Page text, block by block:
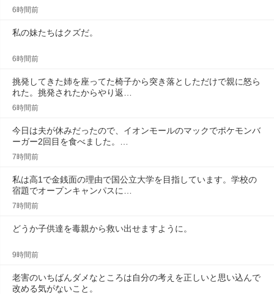
6時間前
私の妹たちはクズだ。
6時間前
挑発してきた姉を座ってた椅子から突き落としただけで親に怒ら
れた。挑発されたからやり返…
6時間前
今日は夫が休みだったので、イオンモールのマックでポケモンバ
ーガー2回目を食べました。…
7時間前
私は高1で金銭面の理由で国公立大学を目指しています。学校の
宿題でオープンキャンパスに…
7時間前
どうか子供達を毒親から救い出せますように。
9時間前
老害のいちばんダメなところは自分の考えを正しいと思い込んで
改める気がないこと。